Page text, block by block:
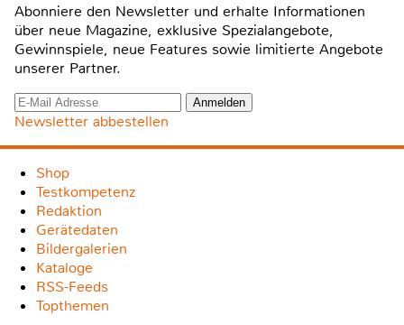
Abonniere den Newsletter und erhalte Informationen
über neue Magazine, exklusive Spezialangebote,
Gewinnspiele, neue Features sowie limitierte Angebote
unserer Partner.
Newsletter abbestellen
Shop
Testkompetenz
Redaktion
Gerätedaten
Bildergalerien
Kataloge
RSS-Feeds
Topthemen